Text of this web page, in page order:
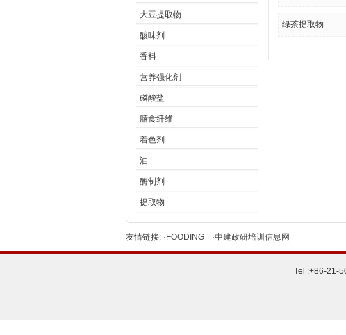
大豆提取物
酸味剂
香料
营养强化剂
磷酸盐
膳食纤维
着色剂
油
酶制剂
提取物
绿茶提取物
友情链接: ·FOODING ·中建政研培训信息网
Tel :+86-21-